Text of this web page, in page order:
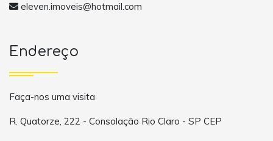
eleven.imoveis@hotmail.com
Endereço
Faça-nos uma visita
R. Quatorze, 222 - Consolação Rio Claro - SP CEP